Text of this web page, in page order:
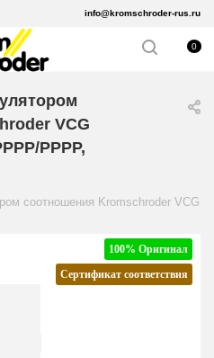
info@kromschroder-rus.ru
0
VCG
PPPP,
соотношения Kromschroder VCG
100% Оригинал
Сертификат соответствия